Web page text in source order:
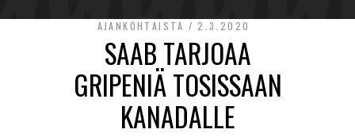
AJANKOHTAISTA 2.3.2020
SAAB TARJOAA
GRIPENIÄ TOSISSAAN
KANADALLE